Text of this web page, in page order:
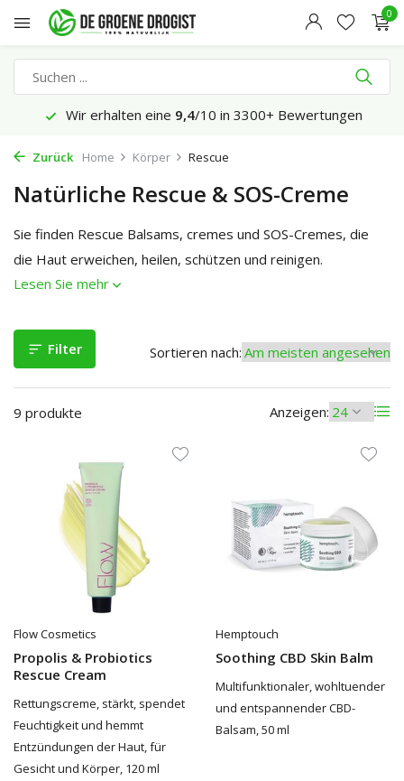
0
Wir erhalten eine 9,4/10 in 3300+ Bewertungen
Zurück Home Körper Rescue
Natürliche Rescue & SOS-Creme
Sie finden Rescue Balsams, cremes und SOS-Cremes, die
die Haut erweichen, heilen, schützen und reinigen.
Lesen Sie mehr
Filter
9 produkte Anzeigen:
Sortieren nach:
Flow Cosmetics
Propolis & Probiotics
Rescue Cream
Rettungscreme, stärkt, spendet
Feuchtigkeit und hemmt
Entzündungen der Haut, für
Gesicht und Körper, 120 ml
Hemptouch
Soothing CBD Skin Balm
Multifunktionaler, wohltuender
und entspannender CBD-
Balsam, 50 ml